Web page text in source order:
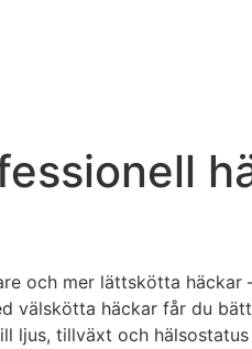
och mer lättskötta
häckar får du
ljus, tillväxt och